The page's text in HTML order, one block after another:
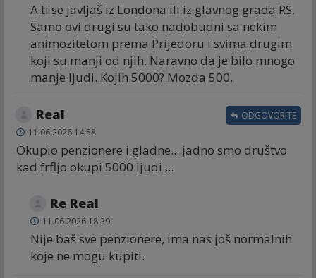
A ti se javljaš iz Londona ili iz glavnog grada RS.
Samo ovi drugi su tako nadobudni sa nekim
animozitetom prema Prijedoru i svima drugim
koji su manji od njih. Naravno da je bilo mnogo
manje ljudi. Kojih 5000? Mozda 500.
Real
11.06.2026 14:58
Okupio penzionere i gladne....jadno smo društvo
kad frfljo okupi 5000 ljudi....
ODGOVORITE
Re Real
11.06.2026 18:39
Nije baš sve penzionere, ima nas još normalnih
koje ne mogu kupiti.